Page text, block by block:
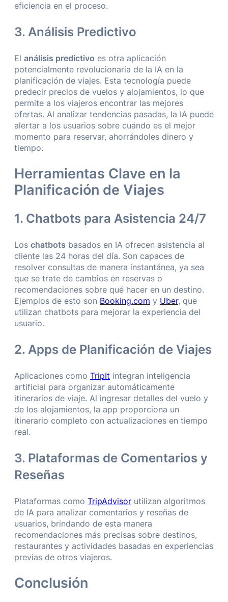
eficiencia en el proceso.
3. Análisis Predictivo
El análisis predictivo es otra aplicación
potencialmente revolucionaria de la IA en la
planificación de viajes. Esta tecnología puede
predecir precios de vuelos y alojamientos, lo que
permite a los viajeros encontrar las mejores
ofertas. Al analizar tendencias pasadas, la IA puede
alertar a los usuarios sobre cuándo es el mejor
momento para reservar, ahorrándoles dinero y
tiempo.
Herramientas Clave en la
Planificación de Viajes
1. Chatbots para Asistencia 24/7
Los chatbots basados en IA ofrecen asistencia al
cliente las 24 horas del día. Son capaces de
resolver consultas de manera instantánea, ya sea
que se trate de cambios en reservas o
recomendaciones sobre qué hacer en un destino.
Ejemplos de esto son Booking.com y Uber, que
utilizan chatbots para mejorar la experiencia del
usuario.
2. Apps de Planificación de Viajes
Aplicaciones como TripIt integran inteligencia
artificial para organizar automáticamente
itinerarios de viaje. Al ingresar detalles del vuelo y
de los alojamientos, la app proporciona un
itinerario completo con actualizaciones en tiempo
real.
3. Plataformas de Comentarios y
Reseñas
Plataformas como TripAdvisor utilizan algoritmos
de IA para analizar comentarios y reseñas de
usuarios, brindando de esta manera
recomendaciones más precisas sobre destinos,
restaurantes y actividades basadas en experiencias
previas de otros viajeros.
Conclusión